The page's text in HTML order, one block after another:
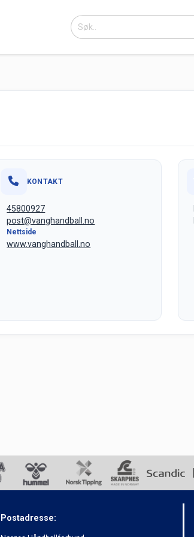
KONTAKT
45800927
post@vanghandball.no
Nettside
www.vanghandball.no
Postadresse: